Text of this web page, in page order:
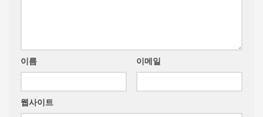
이름 이메일
웹사이트